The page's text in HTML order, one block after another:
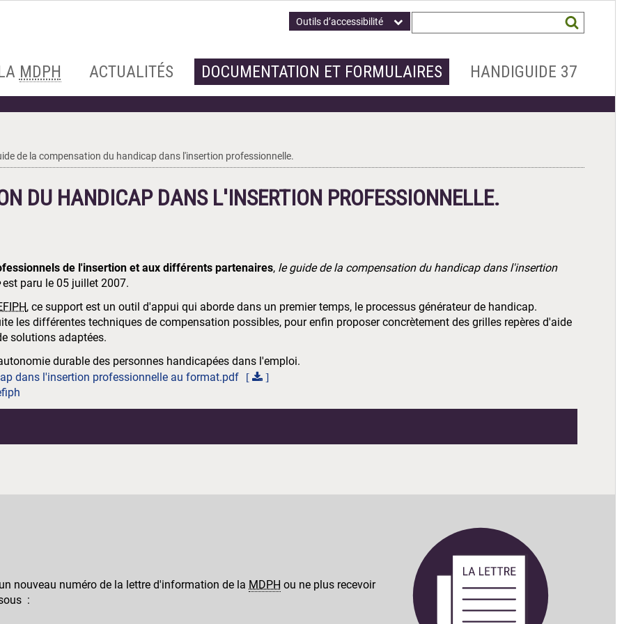
Outils d’accessibilité
MDPH ACTUALITÉS DOCUMENTATION ET FORMULAIRES HANDIGUIDE 37
de la compensation du handicap dans l'insertion professionnelle.
DU HANDICAP DANS L'INSERTION PROFESSIONNELLE.
de l'insertion et aux différents partenaires, le guide de la compensation du handicap dans l'insertion
est paru le 05 juillet 2007.
, ce support est un outil d'appui qui aborde dans un premier temps, le processus générateur de handicap.
les différentes techniques de compensation possibles, pour enfin proposer concrètement des grilles repères d'aide
solutions adaptées.
durable des personnes handicapées dans l'emploi.
dans l'insertion professionnelle au format.pdf
nouveau numéro de la lettre d'information de la MDPH ou ne plus recevoir
: